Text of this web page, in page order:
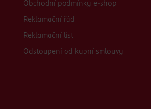
Obchodní podmínky e-shop
Reklamační řád
Reklamační list
Odstoupení od kupní smlouvy